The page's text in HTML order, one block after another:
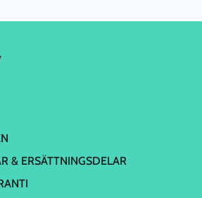
& ERSÄTTNINGSDELAR